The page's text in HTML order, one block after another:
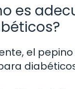
es
el pepino